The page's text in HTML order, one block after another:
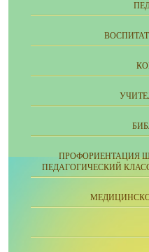
ПРОФОРИЕНТАЦИЯ
ПЕДАГОГИЧЕСКИЙ